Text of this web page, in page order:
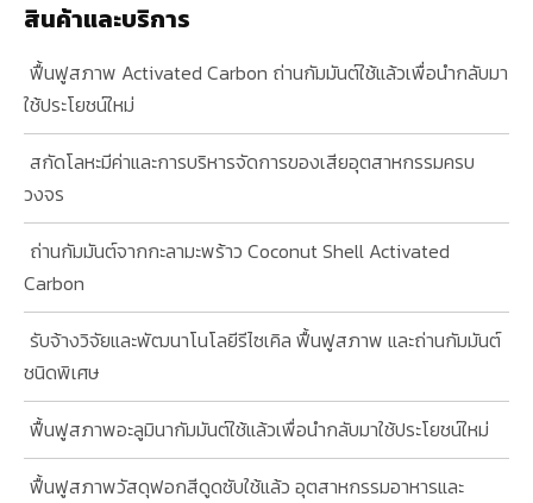
สินค้าและบริการ
ฟื้นฟูสภาพ Activated Carbon ถ่านกัมมันต์ใช้แล้วเพื่อนำกลับมา
ใช้ประโยชน์ใหม่
สกัดโลหะมีค่าและการบริหารจัดการของเสียอุตสาหกรรมครบ
วงจร
ถ่านกัมมันต์จากกะลามะพร้าว Coconut Shell Activated
Carbon
รับจ้างวิจัยและพัฒนาโนโลยีรีไซเคิล ฟื้นฟูสภาพ และถ่านกัมมันต์
ชนิดพิเศษ
ฟื้นฟูสภาพอะลูมินากัมมันต์ใช้แล้วเพื่อนำกลับมาใช้ประโยชน์ใหม่
ฟื้นฟูสภาพวัสดุฟอกสีดูดซับใช้แล้ว อุตสาหกรรมอาหารและ